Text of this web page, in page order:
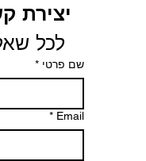
יצירת
לכל
שם פרטי *
Email
*